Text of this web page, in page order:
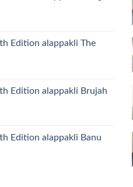
Edition alappakli The
Edition alappakli Brujah
Edition alappakli Banu